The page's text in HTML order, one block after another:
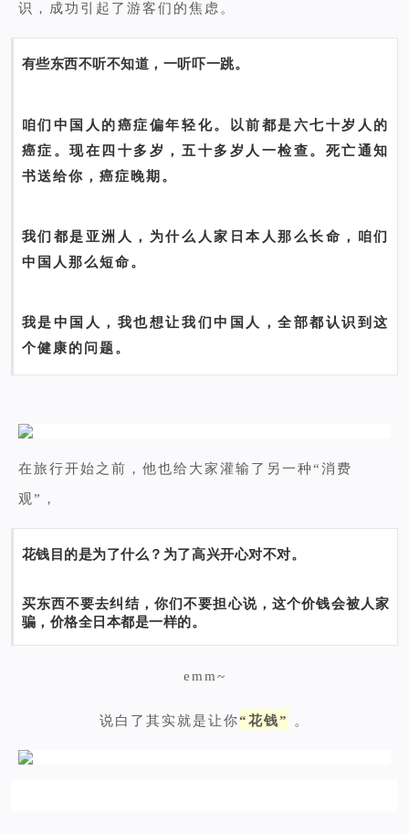
识，成功引起了游客们的焦虑。
有些东西不听不知道，一听吓一跳。
咱们中国人的癌症偏年轻化。以前都是六七十岁人的
癌症。现在四十多岁，五十多岁人一检查。死亡通知
书送给你，癌症晚期。
我们都是亚洲人，为什么人家日本人那么长命，咱们
中国人那么短命。
我是中国人，我也想让我们中国人，全部都认识到这
个健康的问题。
在旅行开始之前，他也给大家灌输了另一种“消费
观”，
花钱目的是为了什么？为了高兴开心对不对。
买东西不要去纠结，你们不要担心说，这个价钱会被人家
骗，价格全日本都是一样的。
emm~
说白了其实就是让你“花钱” 。